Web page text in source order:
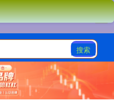
搜索